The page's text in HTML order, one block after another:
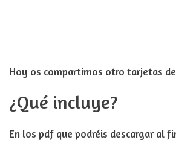
Hoy os compartimos otro tarjetas
¿Qué incluye?
En los pdf que podréis descargar al